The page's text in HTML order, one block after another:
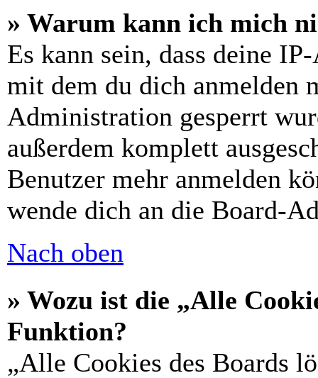
» Warum kann ich mich
Es kann sein, dass deine
mit dem du dich anmelden
Administration gesperrt
außerdem komplett
Benutzer mehr anmelden
wende dich an die Board-
Nach oben
» Wozu ist die „Alle
Funktion?
„Alle Cookies des Boards